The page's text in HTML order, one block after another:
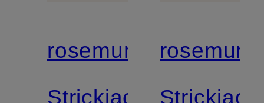
rosemunde
Strickjacke